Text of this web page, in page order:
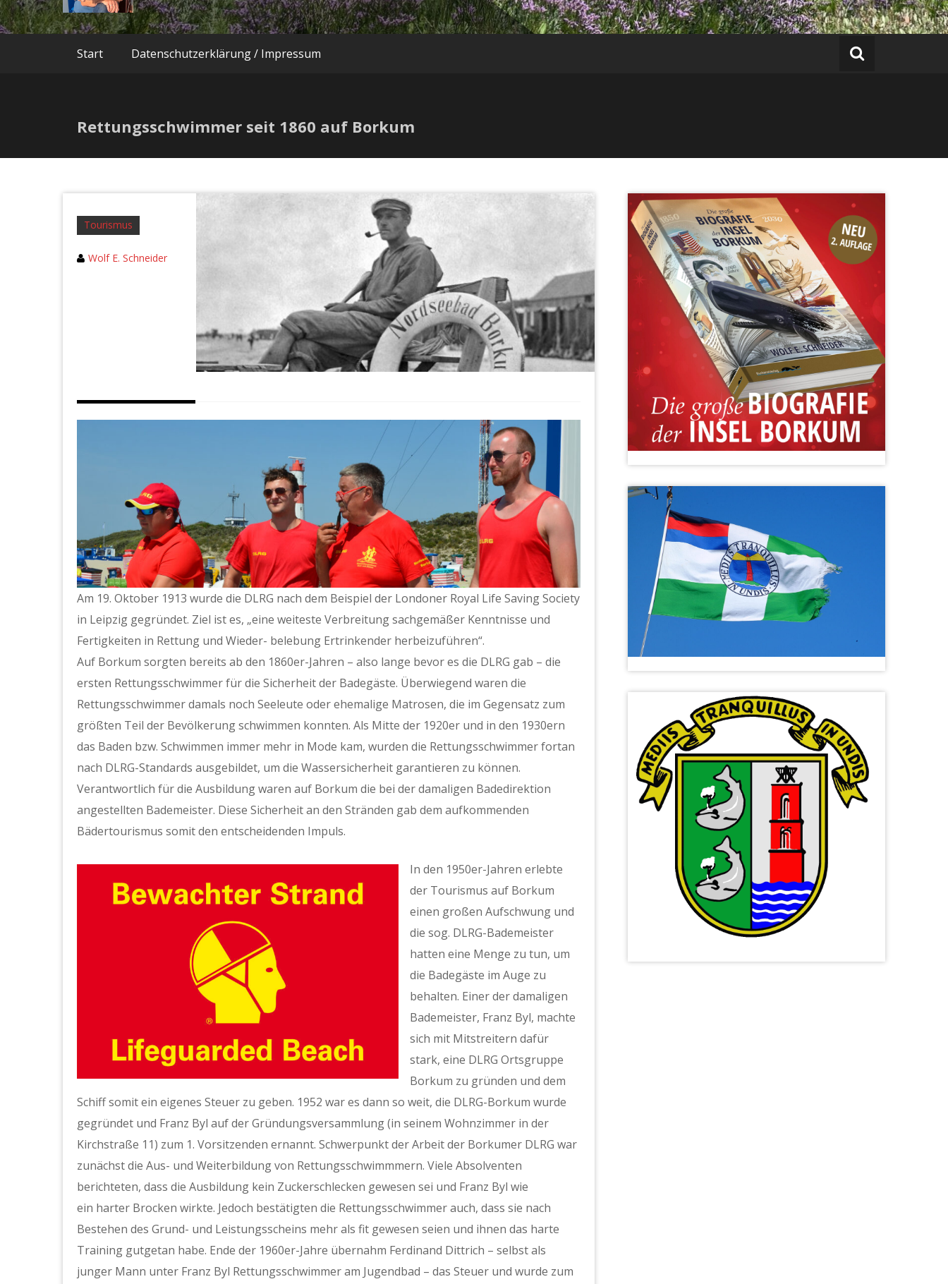
Start Datenschutzerklärung / Impressum
Rettungsschwimmer seit 1860 auf Borkum
Tourismus
Wolf E. Schneider
Am 19. Oktober 1913 wurde die DLRG nach dem Beispiel der Londoner Royal Life Saving Society
in Leipzig gegründet. Ziel ist es, „eine weiteste Verbreitung sachgemäßer Kenntnisse und
Fertigkeiten in Rettung und Wieder- belebung Ertrinkender herbeizuführen“.
Auf Borkum sorgten bereits ab den 1860er-Jahren – also lange bevor es die DLRG gab – die
ersten Rettungsschwimmer für die Sicherheit der Badegäste. Überwiegend waren die
Rettungsschwimmer damals noch Seeleute oder ehemalige Matrosen, die im Gegensatz zum
größten Teil der Bevölkerung schwimmen konnten. Als Mitte der 1920er und in den 1930ern
das Baden bzw. Schwimmen immer mehr in Mode kam, wurden die Rettungsschwimmer fortan
nach DLRG-Standards ausgebildet, um die Wassersicherheit garantieren zu können.
Verantwortlich für die Ausbildung waren auf Borkum die bei der damaligen Badedirektion
angestellten Bademeister. Diese Sicherheit an den Stränden gab dem aufkommenden
Bädertourismus somit den entscheidenden Impuls.
In den 1950er-Jahren erlebte
der Tourismus auf Borkum
einen großen Aufschwung und
die sog. DLRG-Bademeister
hatten eine Menge zu tun, um
die Badegäste im Auge zu
behalten. Einer der damaligen
Bademeister, Franz Byl, machte
sich mit Mitstreitern dafür
stark, eine DLRG Ortsgruppe
Borkum zu gründen und dem
Schiff somit ein eigenes Steuer zu geben. 1952 war es dann so weit, die DLRG-Borkum wurde
gegründet und Franz Byl auf der Gründungsversammlung (in seinem Wohnzimmer in der
Kirchstraße 11) zum 1. Vorsitzenden ernannt. Schwerpunkt der Arbeit der Borkumer DLRG war
zunächst die Aus- und Weiterbildung von Rettungsschwimmmern. Viele Absolventen
berichteten, dass die Ausbildung kein Zuckerschlecken gewesen sei und Franz Byl wie
ein harter Brocken wirkte. Jedoch bestätigten die Rettungsschwimmer auch, dass sie nach
Bestehen des Grund- und Leistungsscheins mehr als fit gewesen seien und ihnen das harte
Training gutgetan habe. Ende der 1960er-Jahre übernahm Ferdinand Dittrich – selbst als
junger Mann unter Franz Byl Rettungsschwimmer am Jugendbad – das Steuer und wurde zum